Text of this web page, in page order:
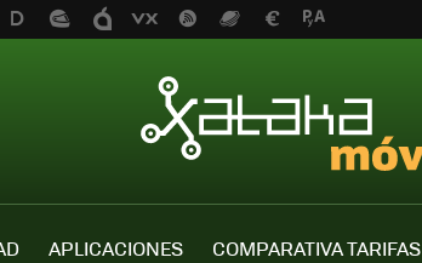
APLICACIONES COMPARATIVA TARIFAS